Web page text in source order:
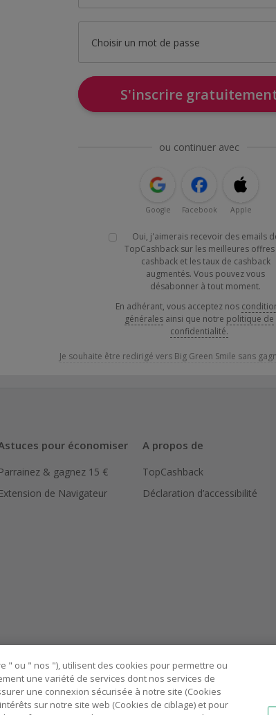
Choisir un mot de passe
S'inscrire
ou continuer avec
Google Facebook Apple
Oui, j'aimerais recevoir des emails
TopCashback sur les meilleures
cashback et les taux de cashback
augmentés. Vous pouvez vous
désabonner à tout moment.
En adhérant, vous acceptez nos
générales ainsi que notre politique de
confidentialité.
Je souhaite être redirigé vers Big Green Smile sans
pour économiser
Parrainez & gagnez 15 €
Extension de Navigateur
A propos de
TopCashback
Déclaration d’accessibilité
" ou " nos "), utilisent des cookies pour permettre ou
une variété de services dont nos services de
une connexion sécurisée à notre site (Cookies
sur notre site web (Cookies de ciblage) et pour